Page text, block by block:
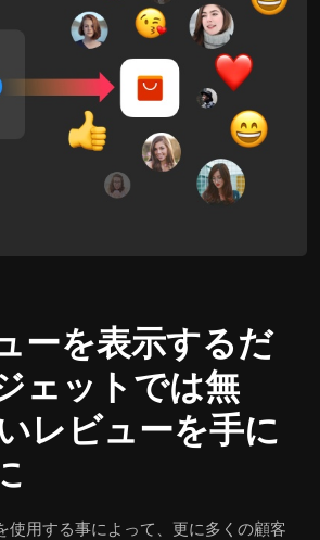
ーを表示するだ
ェットでは無
レビューを手に
使用する事によって、更に多くの顧客